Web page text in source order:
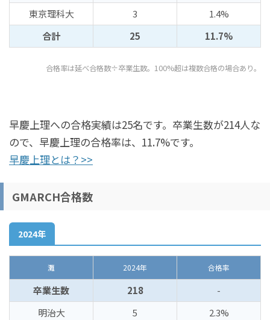
東京理科大
3
1.4%
合計
25 11.7%
合格率は延べ合格数÷卒業生数。100%超は複数合格の場合あり。
早慶上理への合格実績は25名です。卒業生数が214人な
ので、早慶上理の合格率は、11.7%です。
早慶上理とは？>>
GMARCH合格数
2024年
灘 2024年 合格率
卒業生数 218
-
明治大
5
2.3%